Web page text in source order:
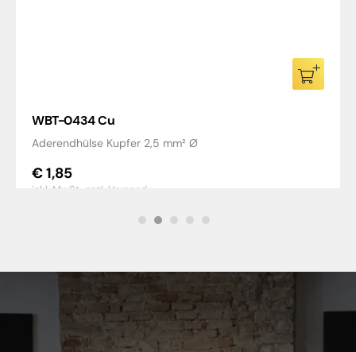
WBT-0434 Cu
Aderendhülse Kupfer 2,5 mm² Ø
€1,85
inkl. MwSt., zzgl. Versand